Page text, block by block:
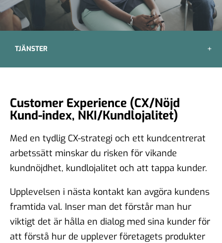
TJÄNSTER
Customer Experience (CX/Nöjd
Kund-index, NKI/Kundlojalitet)
Med en tydlig CX-strategi och ett kundcentrerat
arbetssätt minskar du risken för vikande
kundnöjdhet, kundlojalitet och att tappa kunder.
Upplevelsen i nästa kontakt kan avgöra kundens
framtida val. Inser man det förstår man hur
viktigt det är hålla en dialog med sina kunder för
att förstå hur de upplever företagets produkter